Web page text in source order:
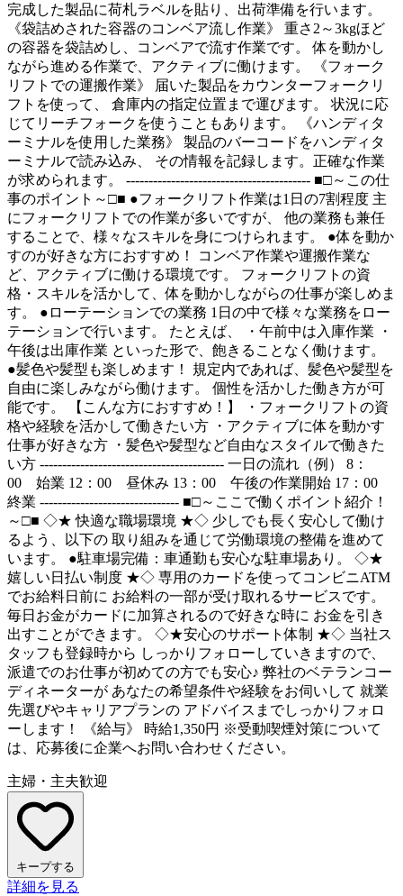
完成した製品に荷札ラベルを貼り、出荷準備を行います。
《袋詰めされた容器のコンベア流し作業》 重さ2～3kgほど
の容器を袋詰めし、コンベアで流す作業です。 体を動かし
ながら進める作業で、アクティブに働けます。 《フォーク
リフトでの運搬作業》 届いた製品をカウンターフォークリ
フトを使って、 倉庫内の指定位置まで運びます。 状況に応
じてリーチフォークを使うこともあります。 《ハンディタ
ーミナルを使用した業務》 製品のバーコードをハンディタ
ーミナルで読み込み、 その情報を記録します。正確な作業
が求められます。 ----------------------------------------- ■□～この仕
事のポイント～□■ ●フォークリフト作業は1日の7割程度 主
にフォークリフトでの作業が多いですが、 他の業務も兼任
することで、様々なスキルを身につけられます。 ●体を動か
すのが好きな方におすすめ！ コンベア作業や運搬作業な
ど、アクティブに働ける環境です。 フォークリフトの資
格・スキルを活かして、体を動かしながらの仕事が楽しめま
す。 ●ローテーションでの業務 1日の中で様々な業務をロー
テーションで行います。 たとえば、 ・午前中は入庫作業 ・
午後は出庫作業 といった形で、飽きることなく働けます。
●髪色や髪型も楽しめます！ 規定内であれば、髪色や髪型を
自由に楽しみながら働けます。 個性を活かした働き方が可
能です。 【こんな方におすすめ！】 ・フォークリフトの資
格や経験を活かして働きたい方 ・アクティブに体を動かす
仕事が好きな方 ・髪色や髪型など自由なスタイルで働きた
い方 ----------------------------------------- 一日の流れ（例） 8：
00 始業 12：00 昼休み 13：00 午後の作業開始 17：00
終業 ------------------------------- ■□～ここで働くポイント紹介！
～□■ ◇★ 快適な職場環境 ★◇ 少しでも長く安心して働け
るよう、以下の 取り組みを通じて労働環境の整備を進めて
います。 ●駐車場完備：車通勤も安心な駐車場あり。 ◇★
嬉しい日払い制度 ★◇ 専用のカードを使ってコンビニATM
でお給料日前に お給料の一部が受け取れるサービスです。
毎日お金がカードに加算されるので好きな時に お金を引き
出すことができます。 ◇★安心のサポート体制 ★◇ 当社ス
タッフも登録時から しっかりフォローしていきますので、
派遣でのお仕事が初めての方でも安心♪ 弊社のベテランコー
ディネーターが あなたの希望条件や経験をお伺いして 就業
先選びやキャリアプランの アドバイスまでしっかりフォロ
ーします！ 《給与》 時給1,350円 ※受動喫煙対策について
は、応募後に企業へお問い合わせください。
主婦・主夫歓迎
キープする
詳細を見る